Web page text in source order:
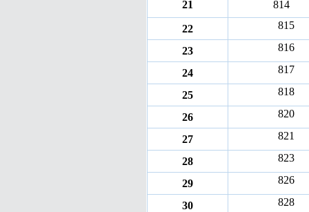
21
814
22 815
23 816
24 817
25 818
26 820
27 821
28 823
29 826
30 828